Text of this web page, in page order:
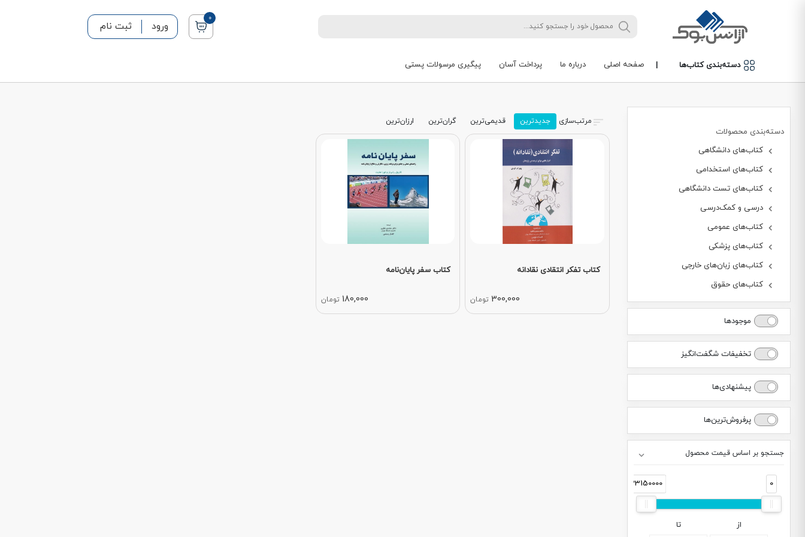
0
ورود ثبت نام
دسته‌بندی کتاب‌ها | صفحه اصلی درباره ما پرداخت آسان پیگیری مرسولات پستی
دسته‌بندی محصولات
کتاب‌های دانشگاهی
کتاب‌های استخدامی
کتاب‌های تست دانشگاهی
درسی و کمک‌درسی
کتاب‌های عمومی
کتاب‌های پزشکی
کتاب‌های زبان‌های خارجی
کتاب‌های حقوق
موجودها
تخفیفات شگفت‌انگیز
پیشنهادی‌ها
پرفروش‌ترین‌ها
جستجو بر اساس قیمت محصول
0
33150000
از تا
مرتب‌سازی جدیدترین قدیمی‌ترین گران‌ترین ارزان‌ترین
کتاب تفکر انتقادی نقادانه
300,000 تومان
کتاب سفر پایان‌نامه
180,000 تومان